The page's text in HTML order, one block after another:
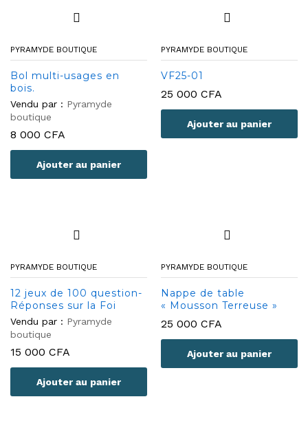
PYRAMYDE BOUTIQUE
Bol multi-usages en
bois.
Vendu par : Pyramyde
boutique
8 000 CFA
Ajouter au panier
PYRAMYDE BOUTIQUE
VF25-01
25 000 CFA
Ajouter au panier
PYRAMYDE BOUTIQUE
12 jeux de 100 question-
Réponses sur la Foi
Vendu par : Pyramyde
boutique
15 000 CFA
Ajouter au panier
PYRAMYDE BOUTIQUE
Nappe de table
« Mousson Terreuse »
25 000 CFA
Ajouter au panier